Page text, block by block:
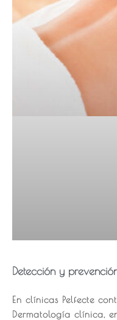
Detección y
En clínicas Pelfecte
Dermatología clínica,